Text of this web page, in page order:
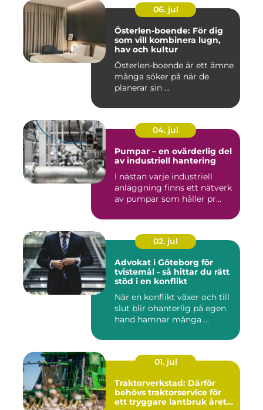
06. jul
Österlen-boende: För dig
som vill kombinera lugn,
hav och kultur
Österlen-boende är ett ämne
många söker på när de
planerar sin ...
04. jul
Pumpar – en ovärderlig del
av industriell hantering
I nästan varje industriell
anläggning finns ett nätverk
av pumpar som håller pr...
02. jul
Advokat i Göteborg för
tvistemål - så hittar du rätt
stöd i en konflikt
När en konflikt växer och till
slut blir ohanterlig på egen
hand hamnar många ...
01. jul
Traktorverkstad: Därför
behövs traktorservice för
ett tryggare lantbruk året